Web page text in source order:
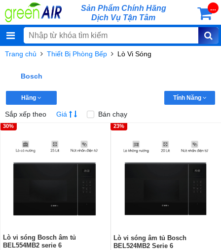
Sản Phẩm Chính Hãng
Dịch Vụ Tận Tâm
...
Trang chủ Thiết Bị Phòng Bếp Lò Vi Sóng
Bosch
Hãng Tính Năng
Sắp xếp theo Giá Bán chạy
30%
Lò vi sóng Bosch âm tủ
BEL554MB2 serie 6
23%
Lò vi sóng âm tủ Bosch
BEL524MB2 Serie 6